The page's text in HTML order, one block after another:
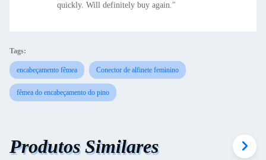
quickly. Will definitely buy again."
Tags:
encabeçamento fêmea Conector de alfinete feminino
fêmea do encabeçamento do pino
Produtos Similares